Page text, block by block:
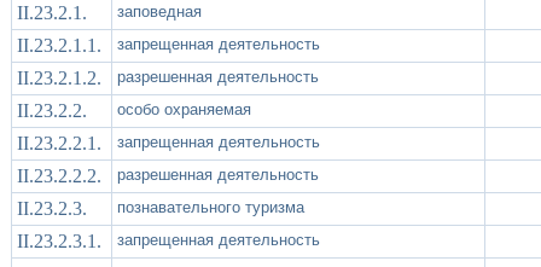
II.23.2.1. заповедная
II.23.2.1.1. запрещенная деятельность
II.23.2.1.2. разрешенная деятельность
II.23.2.2. особо охраняемая
II.23.2.2.1. запрещенная деятельность
II.23.2.2.2. разрешенная деятельность
II.23.2.3. познавательного туризма
II.23.2.3.1. запрещенная деятельность